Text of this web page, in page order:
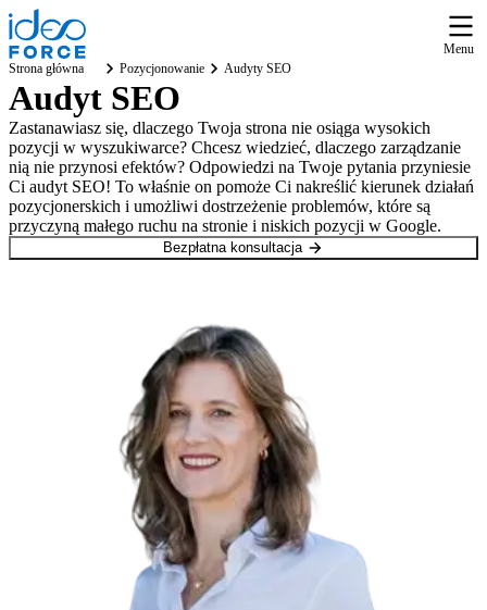
Menu
Strona główna
Pozycjonowanie Audyty SEO
Audyt SEO
Zastanawiasz się, dlaczego Twoja strona nie osiąga wysokich
pozycji w wyszukiwarce? Chcesz wiedzieć, dlaczego zarządzanie
nią nie przynosi efektów? Odpowiedzi na Twoje pytania przyniesie
Ci audyt SEO! To właśnie on pomoże Ci nakreślić kierunek działań
pozycjonerskich i umożliwi dostrzeżenie problemów, które są
przyczyną małego ruchu na stronie i niskich pozycji w Google.
Bezpłatna konsultacja